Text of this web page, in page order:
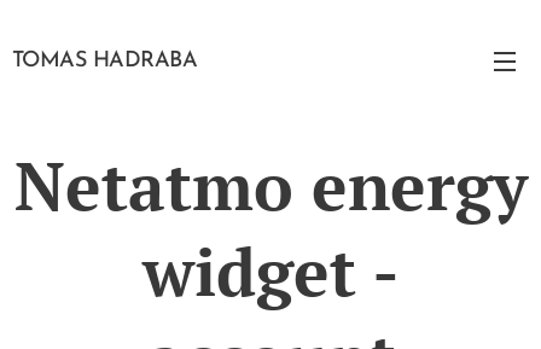
TOMAS HADRABA
Netatmo energy
widget -